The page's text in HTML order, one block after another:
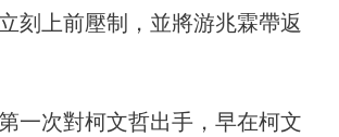
刻上前壓制，並將游兆霖帶返
一次對柯文哲出手，早在柯文